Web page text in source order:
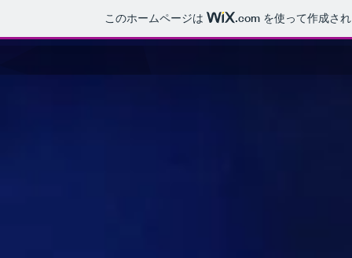
このホームページは .com を使って作成さ